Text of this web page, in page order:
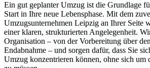
Ein gut geplanter Umzug ist die Grundlage
Start in Ihre neue Lebensphase. Mit dem
Umzugsunternehmen Leipzig an Ihrer Seite
einer klaren, strukturierten Angelegenheit.
Organisation – von der Vorbereitung über
Endabnahme – und sorgen dafür, dass Sie
Umzug konzentrieren können, ohne sich um